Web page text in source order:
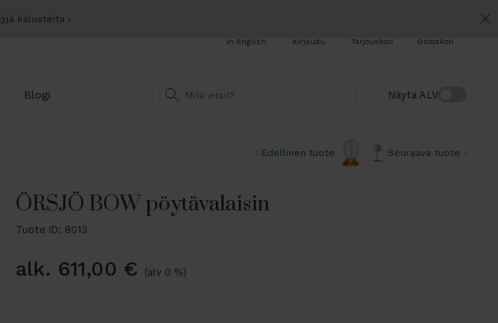
kalusteita
Ostoskori
Tarjouskori
Kirjaudu
In English
Näytä ALV
Blogi
Edellinen tuote Seuraava tuote
ÖRSJÖ BOW pöytävalaisin
Tuote ID: 8013
alk. 611,00 € (alv 0 %)